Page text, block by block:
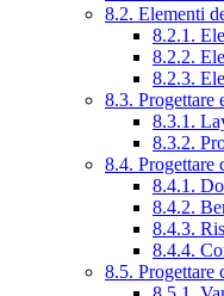
8.2. Elementi
8.2.1.
8.2.2.
8.2.3.
8.3. Progettare
8.3.1.
8.3.2.
8.4. Progettare
8.4.1.
8.4.2.
8.4.3.
8.4.4.
8.5. Progettare